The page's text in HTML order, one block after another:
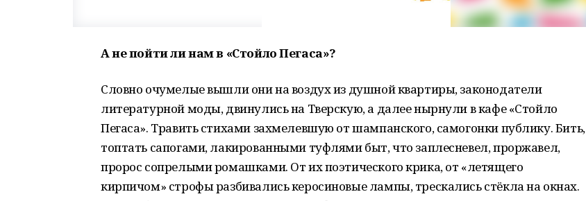
А не пойти ли нам в «Стойло Пегаса»?
Словно очумелые вышли они на воздух из душной квартиры, законодатели
литературной моды, двинулись на Тверскую, а далее нырнули в кафе «Стойло
Пегаса». Травить стихами захмелевшую от шампанского, самогонки публику. Бить,
топтать сапогами, лакированными туфлями быт, что заплесневел, проржавел,
пророс сопрелыми ромашками. От их поэтического крика, от «летящего
кирпичом» строфы разбивались керосиновые лампы, трескались стёкла на окнах.